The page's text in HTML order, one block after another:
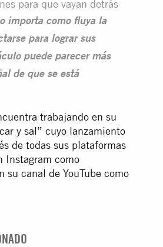
para que vayan detrás
importa como fluya la
para lograr sus
puede parecer más
de que se está
trabajando en su
y sal” cuyo lanzamiento
de todas sus plataformas
Instagram como
su canal de YouTube como